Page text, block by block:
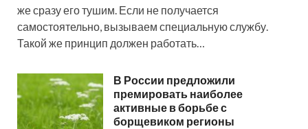
же сразу его тушим. Если не получается
самостоятельно, вызываем специальную службу.
Такой же принцип должен работать…
В России предложили
премировать наиболее
активные в борьбе с
борщевиком регионы